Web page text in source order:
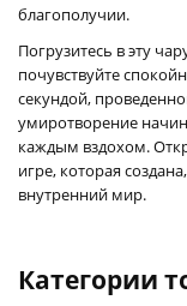
благополучии.
Погрузитесь в эту
почувствуйте
секундой,
умиротворение
каждым вздохом.
игре, которая
внутренний мир.
Категории